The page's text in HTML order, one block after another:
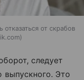
от скрабов
следует
выпускного. Это